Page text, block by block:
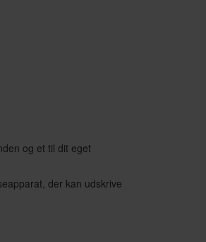
og et til dit eget
der kan udskrive